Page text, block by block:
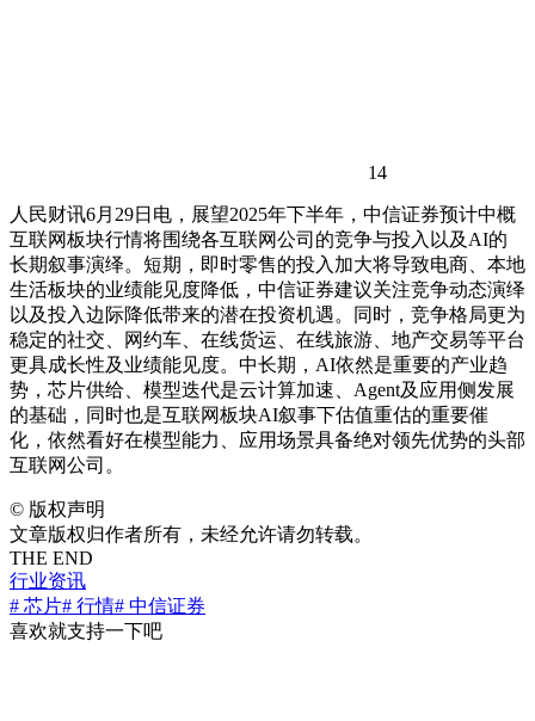
14
人民财讯6月29日电， 展望2025年下半年，中信证券预计中概
互联网板块行情将围绕各互联网公司的竞争与投入以及AI的
长期叙事演绎。短期，即时零售的投入加大将导致电商、本地
生活板块的业绩能见度降低，中信证券建议关注竞争动态演绎
以及投入边际降低带来的潜在投资机遇。同时，竞争格局更为
稳定的社交、网约车、在线货运、在线旅游、地产交易等平台
更具成长性及业绩能见度。中长期，AI依然是重要的产业趋
势，芯片供给、模型迭代是云计算加速、Agent及应用侧发展
的基础，同时也是互联网板块AI叙事下估值重估的重要催
化，依然看好在模型能力、应用场景具备绝对领先优势的头部
互联网公司。
© 版权声明
文章版权归作者所有，未经允许请勿转载。
THE END
行业资讯
# 芯片# 行情# 中信证券
喜欢就支持一下吧